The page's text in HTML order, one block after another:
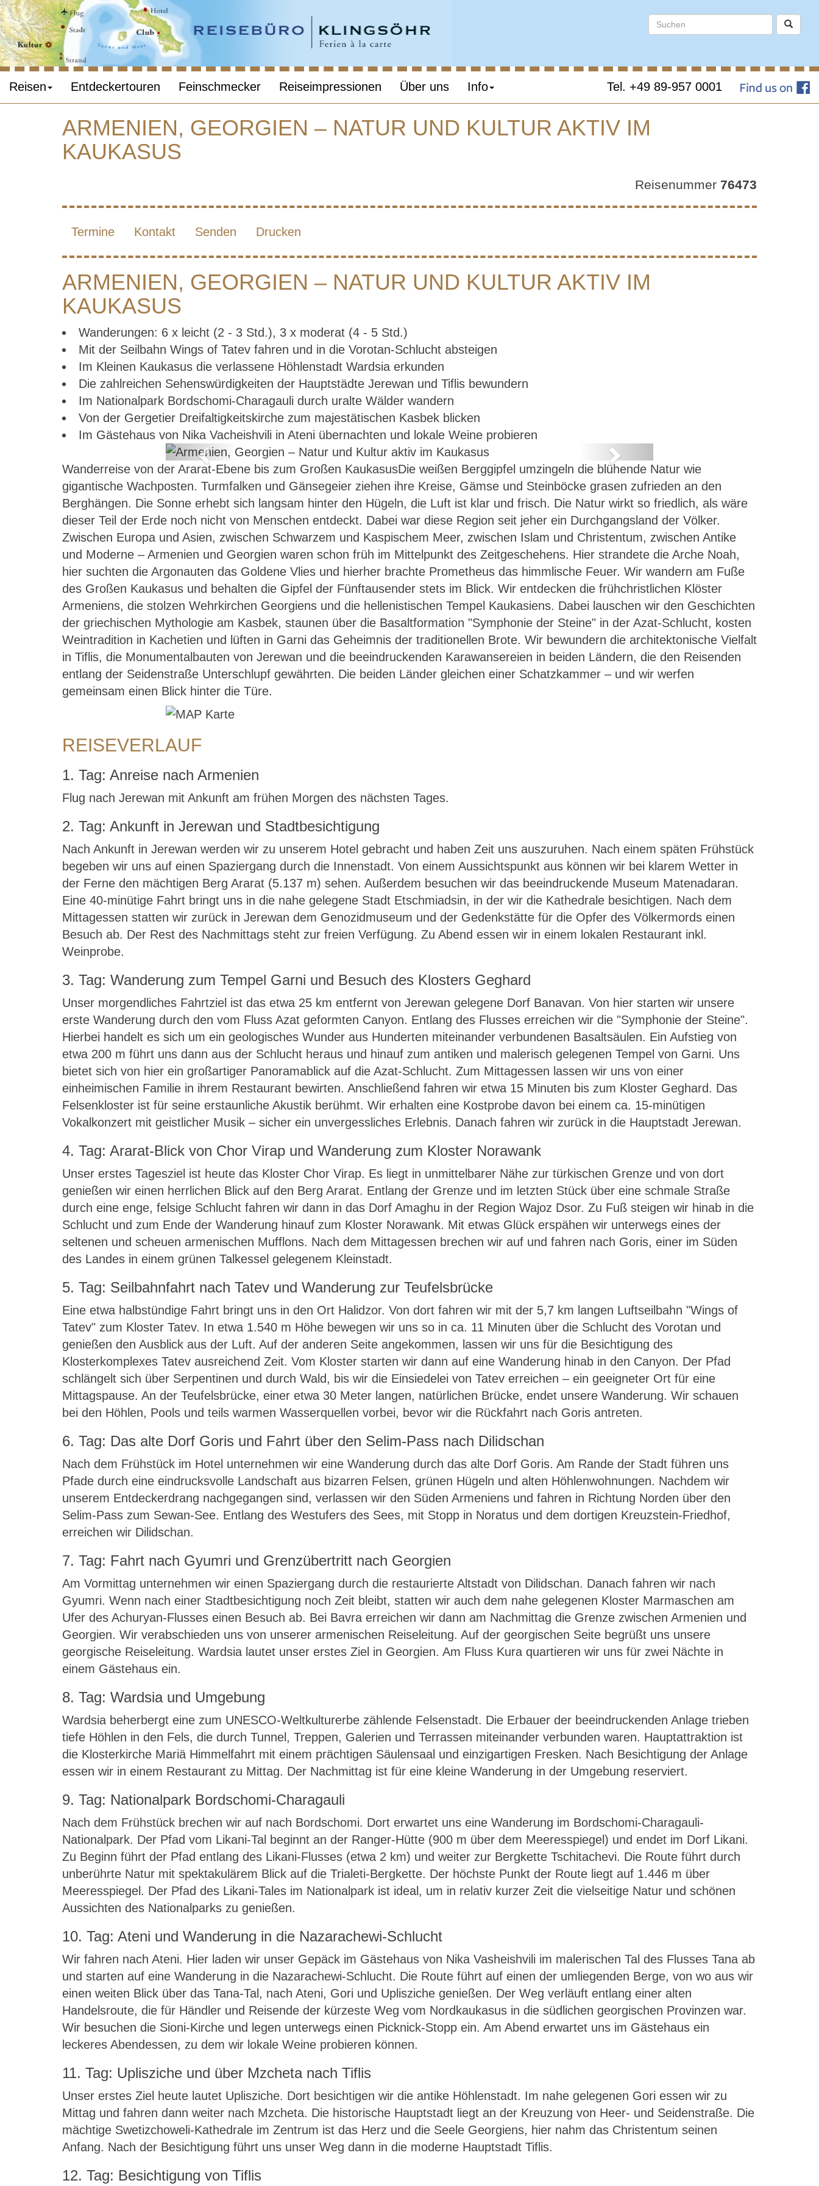
Reisen Entdeckertouren Feinschmecker Reiseimpressionen Über uns Info Tel. +49 89-957 0001
NATUR UND KULTUR AKTIV
IM KAUKASUS
ARMENIEN, GEORGIEN – NATUR UND KULTUR AKTIV IM
KAUKASUS
Reisenummer 76473
Termine Kontakt Senden Drucken
ARMENIEN, GEORGIEN – NATUR UND KULTUR AKTIV IM
KAUKASUS
Wanderungen: 6 x leicht (2 - 3 Std.), 3 x moderat (4 - 5 Std.)
Mit der Seilbahn Wings of Tatev fahren und in die Vorotan-Schlucht absteigen
Im Kleinen Kaukasus die verlassene Höhlenstadt Wardsia erkunden
Die zahlreichen Sehenswürdigkeiten der Hauptstädte Jerewan und Tiflis bewundern
Im Nationalpark Bordschomi-Charagauli durch uralte Wälder wandern
Von der Gergetier Dreifaltigkeitskirche zum majestätischen Kasbek blicken
Im Gästehaus von Nika Vacheishvili in Ateni übernachten und lokale Weine probieren
Armenien, Georgien – Natur und Kultur aktiv im
Kaukasus
Previous
Next
Wanderreise von der Ararat-Ebene bis zum Großen KaukasusDie weißen Berggipfel umzingeln die blühende Natur wie
gigantische Wachposten. Turmfalken und Gänsegeier ziehen ihre Kreise, Gämse und Steinböcke grasen zufrieden an den
Berghängen. Die Sonne erhebt sich langsam hinter den Hügeln, die Luft ist klar und frisch. Die Natur wirkt so friedlich, als wäre
dieser Teil der Erde noch nicht von Menschen entdeckt. Dabei war diese Region seit jeher ein Durchgangsland der Völker.
Zwischen Europa und Asien, zwischen Schwarzem und Kaspischem Meer, zwischen Islam und Christentum, zwischen Antike
und Moderne – Armenien und Georgien waren schon früh im Mittelpunkt des Zeitgeschehens. Hier strandete die Arche Noah,
hier suchten die Argonauten das Goldene Vlies und hierher brachte Prometheus das himmlische Feuer. Wir wandern am Fuße
des Großen Kaukasus und behalten die Gipfel der Fünftausender stets im Blick. Wir entdecken die frühchristlichen Klöster
Armeniens, die stolzen Wehrkirchen Georgiens und die hellenistischen Tempel Kaukasiens. Dabei lauschen wir den Geschichten
der griechischen Mythologie am Kasbek, staunen über die Basaltformation "Symphonie der Steine" in der Azat-Schlucht, kosten
Weintradition in Kachetien und lüften in Garni das Geheimnis der traditionellen Brote. Wir bewundern die architektonische Vielfalt
in Tiflis, die Monumentalbauten von Jerewan und die beeindruckenden Karawansereien in beiden Ländern, die den Reisenden
entlang der Seidenstraße Unterschlupf gewährten. Die beiden Länder gleichen einer Schatzkammer – und wir werfen
gemeinsam einen Blick hinter die Türe.
REISEVERLAUF
1. Tag: Anreise nach Armenien
Flug nach Jerewan mit Ankunft am frühen Morgen des nächsten Tages.
2. Tag: Ankunft in Jerewan und Stadtbesichtigung
Nach Ankunft in Jerewan werden wir zu unserem Hotel gebracht und haben Zeit uns auszuruhen. Nach einem späten Frühstück
begeben wir uns auf einen Spaziergang durch die Innenstadt. Von einem Aussichtspunkt aus können wir bei klarem Wetter in
der Ferne den mächtigen Berg Ararat (5.137 m) sehen. Außerdem besuchen wir das beeindruckende Museum Matenadaran.
Eine 40-minütige Fahrt bringt uns in die nahe gelegene Stadt Etschmiadsin, in der wir die Kathedrale besichtigen. Nach dem
Mittagessen statten wir zurück in Jerewan dem Genozidmuseum und der Gedenkstätte für die Opfer des Völkermords einen
Besuch ab. Der Rest des Nachmittags steht zur freien Verfügung. Zu Abend essen wir in einem lokalen Restaurant inkl.
Weinprobe.
3. Tag: Wanderung zum Tempel Garni und Besuch des Klosters Geghard
Unser morgendliches Fahrtziel ist das etwa 25 km entfernt von Jerewan gelegene Dorf Banavan. Von hier starten wir unsere
erste Wanderung durch den vom Fluss Azat geformten Canyon. Entlang des Flusses erreichen wir die "Symphonie der Steine".
Hierbei handelt es sich um ein geologisches Wunder aus Hunderten miteinander verbundenen Basaltsäulen. Ein Aufstieg von
etwa 200 m führt uns dann aus der Schlucht heraus und hinauf zum antiken und malerisch gelegenen Tempel von Garni. Uns
bietet sich von hier ein großartiger Panoramablick auf die Azat-Schlucht. Zum Mittagessen lassen wir uns von einer
einheimischen Familie in ihrem Restaurant bewirten. Anschließend fahren wir etwa 15 Minuten bis zum Kloster Geghard. Das
Felsenkloster ist für seine erstaunliche Akustik berühmt. Wir erhalten eine Kostprobe davon bei einem ca. 15-minütigen
Vokalkonzert mit geistlicher Musik – sicher ein unvergessliches Erlebnis. Danach fahren wir zurück in die Hauptstadt Jerewan.
4. Tag: Ararat-Blick von Chor Virap und Wanderung zum Kloster Norawank
Unser erstes Tagesziel ist heute das Kloster Chor Virap. Es liegt in unmittelbarer Nähe zur türkischen Grenze und von dort
genießen wir einen herrlichen Blick auf den Berg Ararat. Entlang der Grenze und im letzten Stück über eine schmale Straße
durch eine enge, felsige Schlucht fahren wir dann in das Dorf Amaghu in der Region Wajoz Dsor. Zu Fuß steigen wir hinab in die
Schlucht und zum Ende der Wanderung hinauf zum Kloster Norawank. Mit etwas Glück erspähen wir unterwegs eines der
seltenen und scheuen armenischen Mufflons. Nach dem Mittagessen brechen wir auf und fahren nach Goris, einer im Süden
des Landes in einem grünen Talkessel gelegenem Kleinstadt.
5. Tag: Seilbahnfahrt nach Tatev und Wanderung zur Teufelsbrücke
Eine etwa halbstündige Fahrt bringt uns in den Ort Halidzor. Von dort fahren wir mit der 5,7 km langen Luftseilbahn "Wings of
Tatev" zum Kloster Tatev. In etwa 1.540 m Höhe bewegen wir uns so in ca. 11 Minuten über die Schlucht des Vorotan und
genießen den Ausblick aus der Luft. Auf der anderen Seite angekommen, lassen wir uns für die Besichtigung des
Klosterkomplexes Tatev ausreichend Zeit. Vom Kloster starten wir dann auf eine Wanderung hinab in den Canyon. Der Pfad
schlängelt sich über Serpentinen und durch Wald, bis wir die Einsiedelei von Tatev erreichen – ein geeigneter Ort für eine
Mittagspause. An der Teufelsbrücke, einer etwa 30 Meter langen, natürlichen Brücke, endet unsere Wanderung. Wir schauen
bei den Höhlen, Pools und teils warmen Wasserquellen vorbei, bevor wir die Rückfahrt nach Goris antreten.
6. Tag: Das alte Dorf Goris und Fahrt über den Selim-Pass nach Dilidschan
Nach dem Frühstück im Hotel unternehmen wir eine Wanderung durch das alte Dorf Goris. Am Rande der Stadt führen uns
Pfade durch eine eindrucksvolle Landschaft aus bizarren Felsen, grünen Hügeln und alten Höhlenwohnungen. Nachdem wir
unserem Entdeckerdrang nachgegangen sind, verlassen wir den Süden Armeniens und fahren in Richtung Norden über den
Selim-Pass zum Sewan-See. Entlang des Westufers des Sees, mit Stopp in Noratus und dem dortigen Kreuzstein-Friedhof,
erreichen wir Dilidschan.
7. Tag: Fahrt nach Gyumri und Grenzübertritt nach Georgien
Am Vormittag unternehmen wir einen Spaziergang durch die restaurierte Altstadt von Dilidschan. Danach fahren wir nach
Gyumri. Wenn nach einer Stadtbesichtigung noch Zeit bleibt, statten wir auch dem nahe gelegenen Kloster Marmaschen am
Ufer des Achuryan-Flusses einen Besuch ab. Bei Bavra erreichen wir dann am Nachmittag die Grenze zwischen Armenien und
Georgien. Wir verabschieden uns von unserer armenischen Reiseleitung. Auf der georgischen Seite begrüßt uns unsere
georgische Reiseleitung. Wardsia lautet unser erstes Ziel in Georgien. Am Fluss Kura quartieren wir uns für zwei Nächte in
einem Gästehaus ein.
8. Tag: Wardsia und Umgebung
Wardsia beherbergt eine zum UNESCO-Weltkulturerbe zählende Felsenstadt. Die Erbauer der beeindruckenden Anlage trieben
tiefe Höhlen in den Fels, die durch Tunnel, Treppen, Galerien und Terrassen miteinander verbunden waren. Hauptattraktion ist
die Klosterkirche Mariä Himmelfahrt mit einem prächtigen Säulensaal und einzigartigen Fresken. Nach Besichtigung der Anlage
essen wir in einem Restaurant zu Mittag. Der Nachmittag ist für eine kleine Wanderung in der Umgebung reserviert.
9. Tag: Nationalpark Bordschomi-Charagauli
Nach dem Frühstück brechen wir auf nach Bordschomi. Dort erwartet uns eine Wanderung im Bordschomi-Charagauli-
Nationalpark. Der Pfad vom Likani-Tal beginnt an der Ranger-Hütte (900 m über dem Meeresspiegel) und endet im Dorf Likani.
Zu Beginn führt der Pfad entlang des Likani-Flusses (etwa 2 km) und weiter zur Bergkette Tschitachevi. Die Route führt durch
unberührte Natur mit spektakulärem Blick auf die Trialeti-Bergkette. Der höchste Punkt der Route liegt auf 1.446 m über
Meeresspiegel. Der Pfad des Likani-Tales im Nationalpark ist ideal, um in relativ kurzer Zeit die vielseitige Natur und schönen
Aussichten des Nationalparks zu genießen.
10. Tag: Ateni und Wanderung in die Nazarachewi-Schlucht
Wir fahren nach Ateni. Hier laden wir unser Gepäck im Gästehaus von Nika Vasheishvili im malerischen Tal des Flusses Tana ab
und starten auf eine Wanderung in die Nazarachewi-Schlucht. Die Route führt auf einen der umliegenden Berge, von wo aus wir
einen weiten Blick über das Tana-Tal, nach Ateni, Gori und Uplisziche genießen. Der Weg verläuft entlang einer alten
Handelsroute, die für Händler und Reisende der kürzeste Weg vom Nordkaukasus in die südlichen georgischen Provinzen war.
Wir besuchen die Sioni-Kirche und legen unterwegs einen Picknick-Stopp ein. Am Abend erwartet uns im Gästehaus ein
leckeres Abendessen, zu dem wir lokale Weine probieren können.
11. Tag: Uplisziche und über Mzcheta nach Tiflis
Unser erstes Ziel heute lautet Uplisziche. Dort besichtigen wir die antike Höhlenstadt. Im nahe gelegenen Gori essen wir zu
Mittag und fahren dann weiter nach Mzcheta. Die historische Hauptstadt liegt an der Kreuzung von Heer- und Seidenstraße. Die
mächtige Swetizchoweli-Kathedrale im Zentrum ist das Herz und die Seele Georgiens, hier nahm das Christentum seinen
Anfang. Nach der Besichtigung führt uns unser Weg dann in die moderne Hauptstadt Tiflis.
12. Tag: Besichtigung von Tiflis